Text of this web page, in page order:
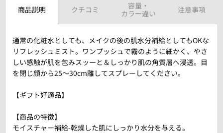
商品説明 クチコミ
容量・
カラー違い
注意事項
通常の化粧水としても、メイクの後の肌水分補給としてもOKな
リフレッシュミスト。ワンプッシュで霧のように細かく、やさ
しい感触が肌を包みスッーと＆しっかり肌の角質層へ浸透。目
を閉じ顔から25～30cm離してスプレーしてください。
【ギフト好適品】
【商品の特徴】
モイスチャー補給-乾燥した肌にしっかり水分を与える。